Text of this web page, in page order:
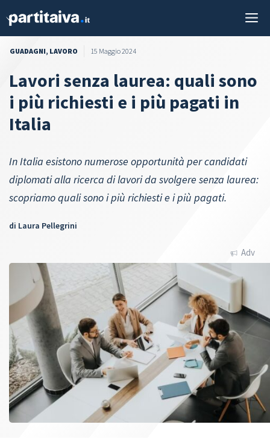
GUADAGNI, LAVORO 15 Maggio 2024
Lavori senza laurea: quali sono
i più richiesti e i più pagati in
Italia
In Italia esistono numerose opportunità per candidati
diplomati alla ricerca di lavori da svolgere senza laurea:
scopriamo quali sono i più richiesti e i più pagati.
di Laura Pellegrini
Adv